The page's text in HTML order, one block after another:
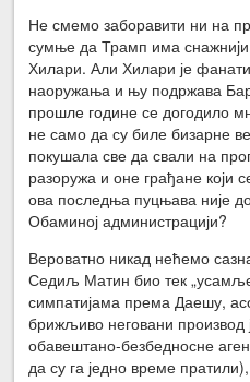
Не смемо заборавити ни на
сумње да Трамп има
Хилари. Али Хилари је
наоружања и њу подржава
прошле године се догодило
не само да су биле бизарне
покушала све да свали на
разоружа и оне грађане који
ова последња пуцњава није
Обаминој администрацији?
Вероватно никад нећемо
Седиљ Матин био тек
симпатијама према Даешу,
брижљиво неговани производ
обавештано-безбедносне
да су га једно време